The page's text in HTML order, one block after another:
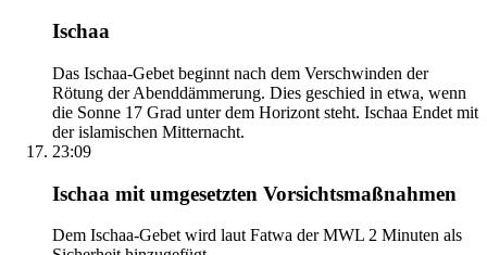
Ischaa
Das Ischaa-Gebet beginnt nach dem Verschwinden der
Rötung der Abenddämmerung. Dies geschied in etwa, wenn
die Sonne 17 Grad unter dem Horizont steht. Ischaa Endet mit
der islamischen Mitternacht.
23:09
Ischaa mit umgesetzten Vorsichtsmaßnahmen
Dem Ischaa-Gebet wird laut Fatwa der MWL 2 Minuten als